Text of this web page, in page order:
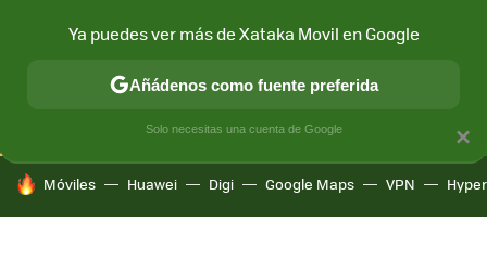
CONECTIVIDAD MÓVIL Y SOCIEDAD APLICACIONES
HOY SE HABLA DE
Móviles Huawei Digi Google Maps VPN
×
Ya puedes ver más de Xataka Movil en Google
Añádenos como fuente preferida
Solo necesitas una cuenta de Google